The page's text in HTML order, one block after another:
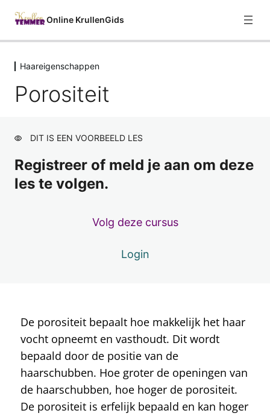
Online KrullenGids
Welkom
1 les
Curly Girl Methode
Haareigenschappen
Over haareigenschappen
Haartype / Haarstructuur
Voor het wassen
2 lessen
Reinigen
2 lessen
Hydrateren
4 lessen
Haareigenschappen
Porositeit
DIT IS EEN VOORBEELD LES
Registreer of meld je aan om deze
les te volgen.
Volg deze cursus
Login
De porositeit bepaalt hoe makkelijk het haar
vocht opneemt en vasthoudt. Dit wordt
bepaald door de positie van de
haarschubben. Hoe groter de openingen van
de haarschubben, hoe hoger de porositeit.
De porositeit is erfelijk bepaald en kan hoger